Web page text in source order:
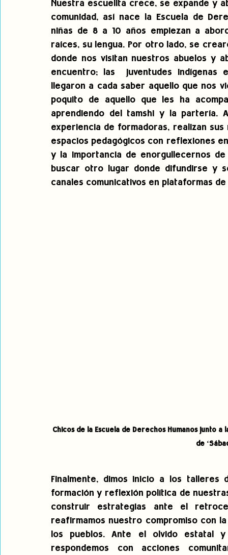
Nuestra escuelita crece, se expande y
comunidad, así nace la Escuela de
niñas de 8 a 10 años empiezan a
raíces, su lengua. Por otro lado, se
donde nos visitan nuestros abuelos y
encuentro; las  juventudes
llegaron a cada saber aquello que nos
poquito de aquello que les ha
aprendiendo del tamshi y la partería.
experiencia de formadoras, realizan
espacios pedagógicos con reflexiones
y la importancia de enorgullecernos
buscar otro lugar donde difundirse y
canales comunicativos en plataformas
Chicos de la Escuela de Derechos Humanos junto
de
Finalmente, dimos inicio a los talleres
formación y reflexión política de
construir estrategias ante el
reafirmamos nuestro compromiso con
los pueblos. Ante el olvido estatal
respondemos con acciones